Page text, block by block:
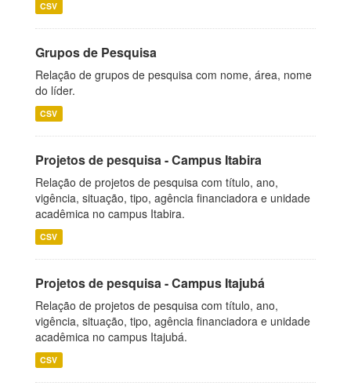
CSV
Grupos de Pesquisa
Relação de grupos de pesquisa com nome, área, nome
do líder.
CSV
Projetos de pesquisa - Campus Itabira
Relação de projetos de pesquisa com título, ano,
vigência, situação, tipo, agência financiadora e unidade
acadêmica no campus Itabira.
CSV
Projetos de pesquisa - Campus Itajubá
Relação de projetos de pesquisa com título, ano,
vigência, situação, tipo, agência financiadora e unidade
acadêmica no campus Itajubá.
CSV